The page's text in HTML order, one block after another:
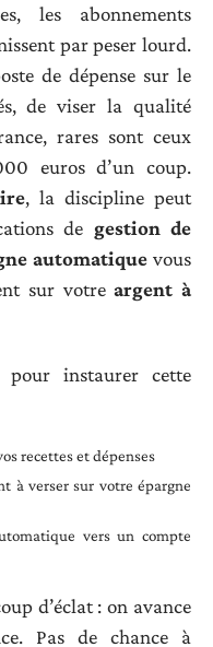
les abonnements
par peser lourd.
de dépense sur le
de viser la qualité
rares sont ceux
euros d’un coup.
, la discipline peut
de gestion de
automatique vous
sur votreargent à
pour instaurer cette
recettes et dépenses
à verser sur votre épargne
vers un compte
d’éclat : on avance
Pas de chance à